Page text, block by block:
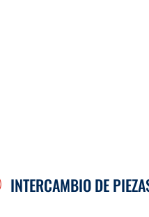
INTERCAMBIO DE